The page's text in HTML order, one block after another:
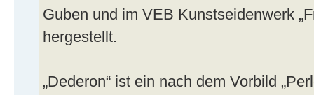
Guben und im VEB Kunstseidenwerk
hergestellt.
„Dederon“ ist ein nach dem Vorbild